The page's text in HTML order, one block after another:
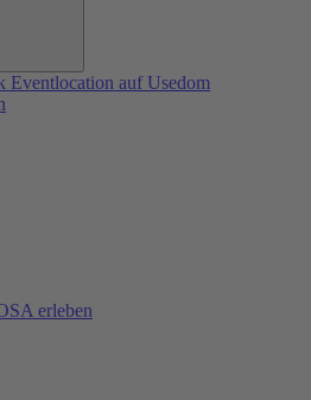
Eventlocation auf Usedom
erleben